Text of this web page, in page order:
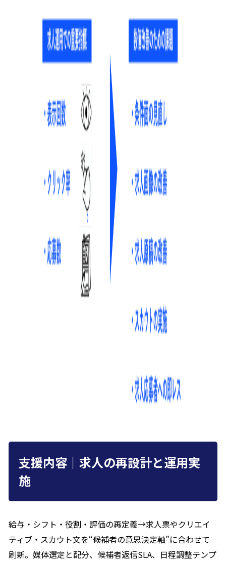
支援内容｜求人の再設計と運用実
施
給与・シフト・役割・評価の再定義→求人票やクリエイ
ティブ・スカウト文を“候補者の意思決定軸”に合わせて
刷新。媒体選定と配分、候補者返信SLA、日程調整テンプ